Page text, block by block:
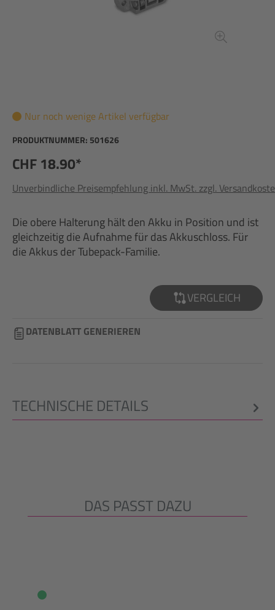
Nur noch wenige Artikel verfügbar
PRODUKTNUMMER: 501626
CHF 18.90*
Unverbindliche Preisempfehlung inkl. MwSt. zzgl.
Die obere Halterung hält den Akku in Position und ist
gleichzeitig die Aufnahme für das Akkuschloss. Für
die Akkus der Tubepack-Familie.
VERGLEICH
DATENBLATT GENERIEREN
TECHNISCHE DETAILS
Produktgalerie überspringen
DAS PASST DAZU